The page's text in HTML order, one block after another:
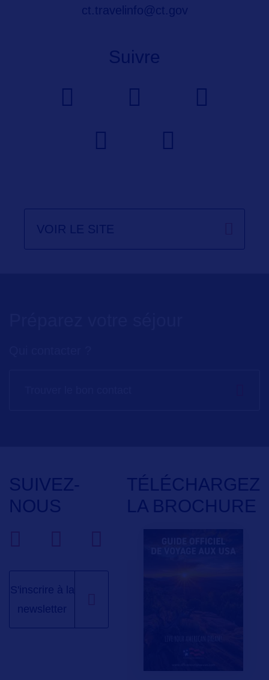
ct.travelinfo@ct.gov
Suivre
VOIR LE SITE
SUIVEZ-
NOUS
S'inscrire à la
newsletter
TÉLÉCHARGEZ
LA BROCHURE